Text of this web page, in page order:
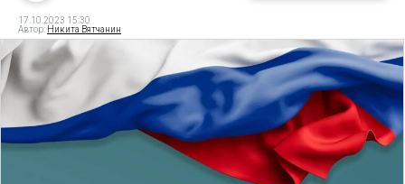
17.10.2023 15:30
Автор: Никита Вятчанин